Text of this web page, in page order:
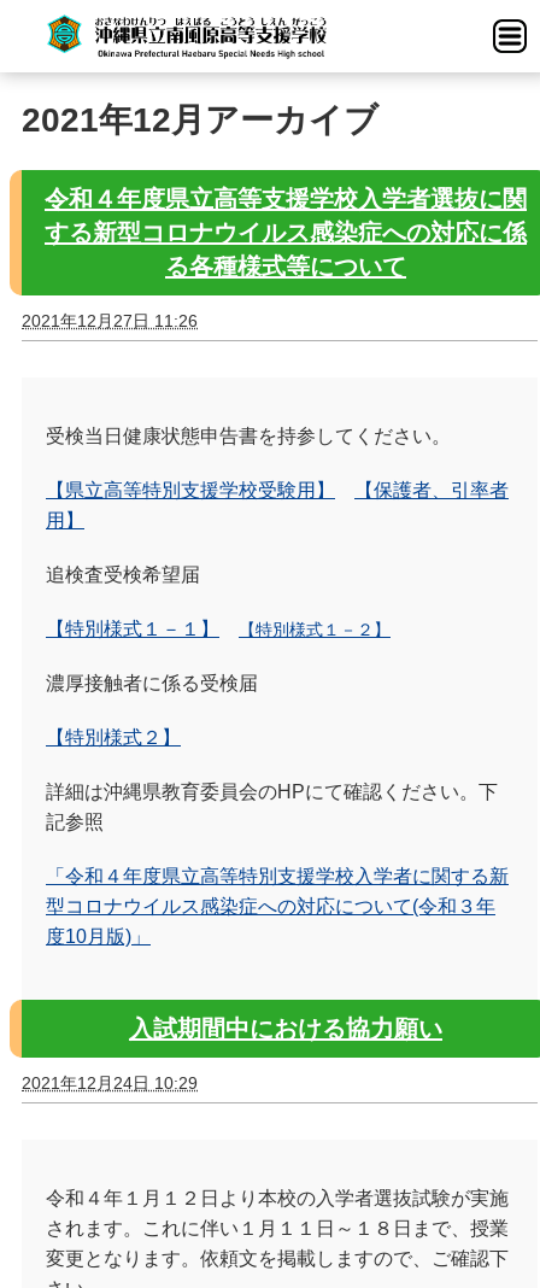
2021年12月アーカイブ
令和４年度県立高等支援学校入学者選抜に関
する新型コロナウイルス感染症への対応に係
る各種様式等について
2021年12月27日 11:26
受検当日健康状態申告書を持参してください。
【県立高等特別支援学校受験用】
【保護者、引率者
用】
追検査受検希望届
【特別様式１－１】 【特別様式１－２】
濃厚接触者に係る受検届
【特別様式２】
詳細は沖縄県教育委員会のHPにて確認ください。下
記参照
「令和４年度県立高等特別支援学校入学者に関する新
型コロナウイルス感染症への対応について(令和３年
度10月版)」
入試期間中における協力願い
2021年12月24日 10:29
令和４年１月１２日より本校の入学者選抜試験が実施
されます。これに伴い１月１１日～１８日まで、授業
変更となります。依頼文を掲載しますので、ご確認下